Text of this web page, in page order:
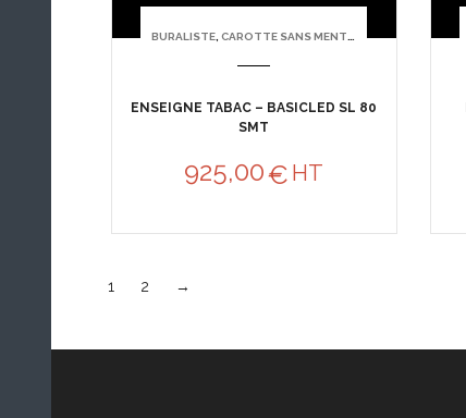
BURALISTE,CAROTTE SANS MENTION TABAC
ENSEIGNE TABAC – BASICLED SL 80
SMT
925,00€ HT
1 2 →